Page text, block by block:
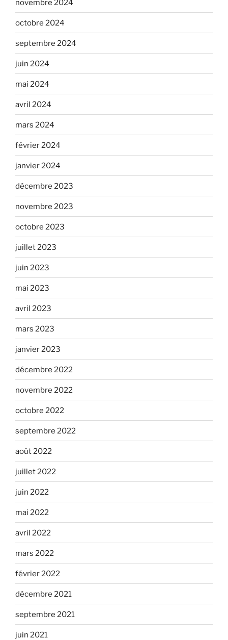
novembre 2024
octobre 2024
septembre 2024
juin 2024
mai 2024
avril 2024
mars 2024
février 2024
janvier 2024
décembre 2023
novembre 2023
octobre 2023
juillet 2023
juin 2023
mai 2023
avril 2023
mars 2023
janvier 2023
décembre 2022
novembre 2022
octobre 2022
septembre 2022
août 2022
juillet 2022
juin 2022
mai 2022
avril 2022
mars 2022
février 2022
décembre 2021
septembre 2021
juin 2021